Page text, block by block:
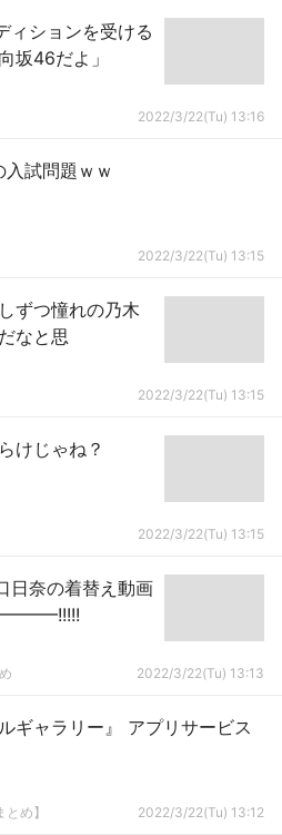
ィションを受ける
坂46だよ」
2022/3/22(Tu) 13:16
入試問題ｗｗ
2022/3/22(Tu) 13:15
ずつ憧れの乃木
なと思
2022/3/22(Tu) 13:15
けじゃね？
2022/3/22(Tu) 13:15
日奈の着替え動画
2022/3/22(Tu) 13:13
ギャラリー』 アプリサービス
め】 2022/3/22(Tu) 13:12